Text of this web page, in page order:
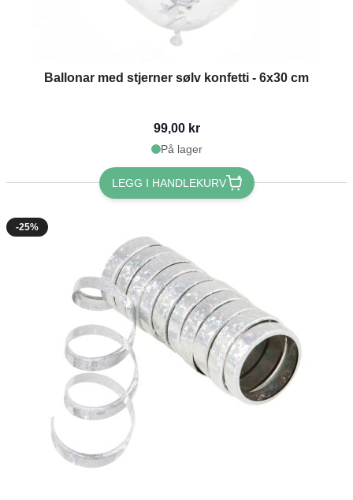
Ballonar med stjerner sølv konfetti - 6x30 cm
99,00 kr
På lager
LEGG I HANDLEKURV
-25%